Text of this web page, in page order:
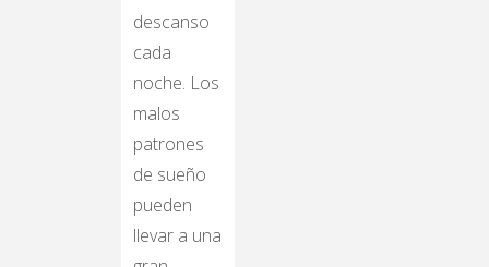
descanso
cada
noche. Los
malos
patrones
de sueño
pueden
llevar a una